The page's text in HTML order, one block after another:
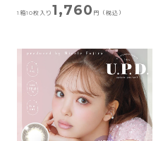
1箱10枚入り 1,760 円（税込）